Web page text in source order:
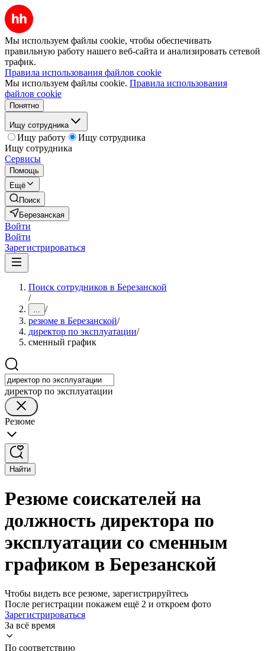
Мы используем файлы cookie, чтобы обеспечивать
правильную работу нашего веб-сайта и анализировать сетевой
трафик.
Правила использования файлов cookie
Мы используем файлы cookie. Правила использования
файлов cookie
Понятно
Ищу сотрудника
Ищу работу
Ищу сотрудника
Ищу сотрудника
Сервисы
Помощь
Ещё
Поиск
Березанская
Войти
Войти
Зарегистрироваться
Поиск сотрудников в Березанской
/
... /
резюме в Березанской/
директор по эксплуатации/
сменный график
директор по эксплуатации
Резюме
Найти
Резюме соискателей на
должность директора по
эксплуатации со сменным
графиком в Березанской
Чтобы видеть все резюме, зарегистрируйтесь
После регистрации покажем ещё 2 и откроем фото
Зарегистрироваться
За всё время
По соответствию